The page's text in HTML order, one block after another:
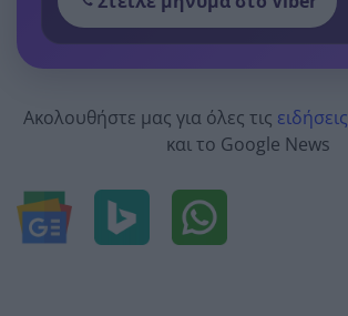
Ακολουθήστε μας για όλες τις ειδήσεις
και το Google News